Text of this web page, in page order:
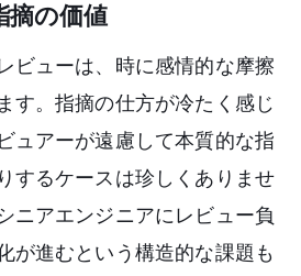
摘の価値
ビューは、時に感情的な摩擦
す。指摘の仕方が冷たく感じ
ュアーが遠慮して本質的な指
するケースは珍しくありませ
ニアエンジニアにレビュー負
が進むという構造的な課題も